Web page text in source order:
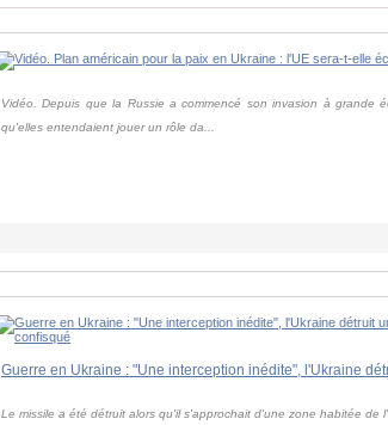
Vidéo. Depuis que la Russie a commencé son invasion à grande
qu'elles entendaient jouer un rôle da...
Le missile a été détruit alors qu'il s'approchait d'une zone habitée de